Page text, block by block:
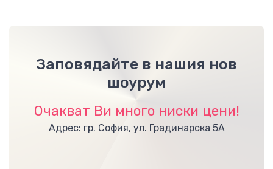
Заповядайте в нашия нов
шоурум
Очакват Ви много ниски цени!
Адрес: гр. София, ул. Градинарска 5А